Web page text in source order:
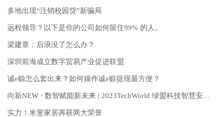
多地出现“注销校园贷”新骗局
远程领导？以下是你的公司如何留住99% 的人。
梁建章：后浪没了怎么办？
深圳前海成立数字贸易产业促进联盟
诚e赊怎么套出来？如何操作诚e赊提现最方便？
向新NEW · 数智赋能新未来 | 2023TechWorld 绿盟科技智慧安全大会圆满召开
实力！米斐家居再获两大荣誉